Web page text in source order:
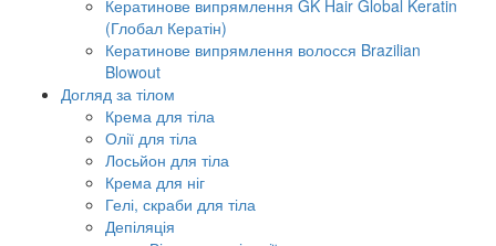
Кератинове випрямлення GK Hair Global Keratin
(Глобал Кератін)
Кератинове випрямлення волосся Brazilian
Blowout
Догляд за тілом
Крема для тіла
Олії для тіла
Лосьйон для тіла
Крема для ніг
Гелі, скраби для тіла
Депіляція